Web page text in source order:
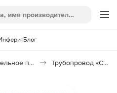
Блог
Строительное программное обеспечение Трубопровод «СТАРТ»